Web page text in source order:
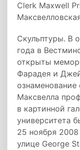
Clerk Maxwell
Скульптуры. В
года в
открыты
Фарадея и
ознаменование
Максвелла
в картинной
университета
25 ноября
улице George